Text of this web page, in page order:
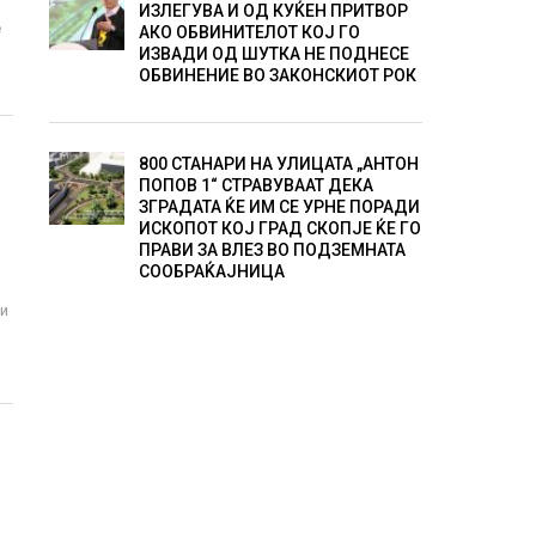
ИЗЛЕГУВА И ОД КУЌЕН ПРИТВОР
АКО ОБВИНИТЕЛОТ КОЈ ГО
ИЗВАДИ ОД ШУТКА НЕ ПОДНЕСЕ
ОБВИНЕНИЕ ВО ЗАКОНСКИОТ РОК
800 СТАНАРИ НА УЛИЦАТА „АНТОН
ПОПОВ 1“ СТРАВУВААТ ДЕКА
ЗГРАДАТА ЌЕ ИМ СЕ УРНЕ ПОРАДИ
ИСКОПОТ КОЈ ГРАД СКОПЈЕ ЌЕ ГО
ПРАВИ ЗА ВЛЕЗ ВО ПОДЗЕМНАТА
СООБРАЌАЈНИЦА